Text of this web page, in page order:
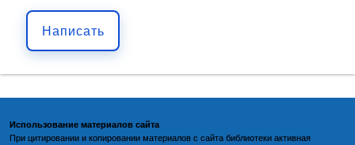
Написать
Использование материалов сайта
При цитировании и копировании материалов с сайта библиотеки активная